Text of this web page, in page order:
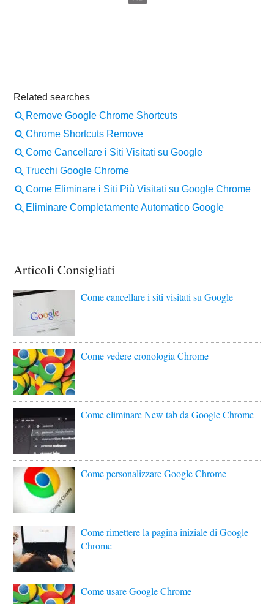
Articoli Consigliati
Come cancellare i siti visitati su Google
Come vedere cronologia Chrome
Come eliminare New tab da Google Chrome
Come personalizzare Google Chrome
Come rimettere la pagina iniziale di Google
Chrome
Come usare Google Chrome